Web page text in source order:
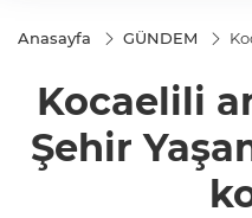
Anasayfa GÜNDEM
Kocaelili
Şehir